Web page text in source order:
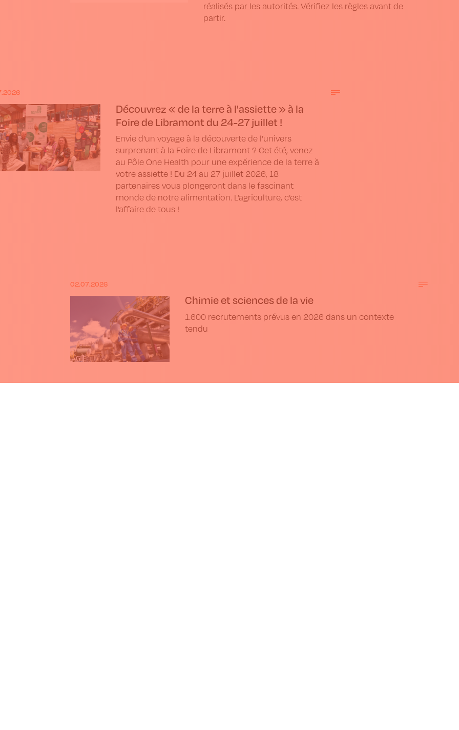
réalisés par les autorités. Vérifiez les règles avant de
partir.
Découvrez « de la terre à l'assiette » à la
Foire de Libramont du 24-27 juillet !
Envie d’un voyage à la découverte de l’univers
surprenant à la Foire de Libramont ? Cet été, venez
au Pôle One Health pour une expérience de la terre à
votre assiette ! Du 24 au 27 juillet 2026, 18
partenaires vous plongeront dans le fascinant
monde de notre alimentation. L’agriculture, c’est
l’affaire de tous !
02.07.2026
Chimie et sciences de la vie
1.600 recrutements prévus en 2026 dans un contexte
tendu